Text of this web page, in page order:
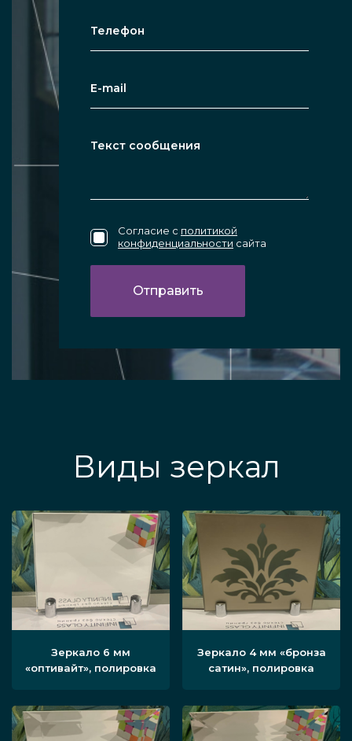
Согласие с политикой
конфиденциальности сайта
Виды зеркал
Зеркало 6 мм
«оптивайт», полировка
Зеркало 4 мм «бронза
сатин», полировка